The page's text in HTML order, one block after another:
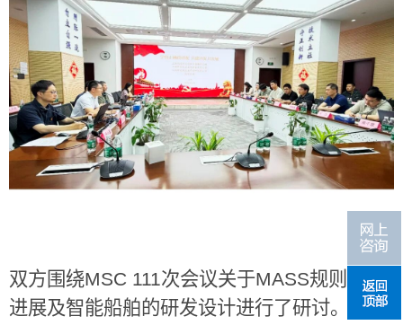
双方围绕MSC 111次会议关于MASS规则最新
进展及智能船舶的研发设计进行了研讨。专家